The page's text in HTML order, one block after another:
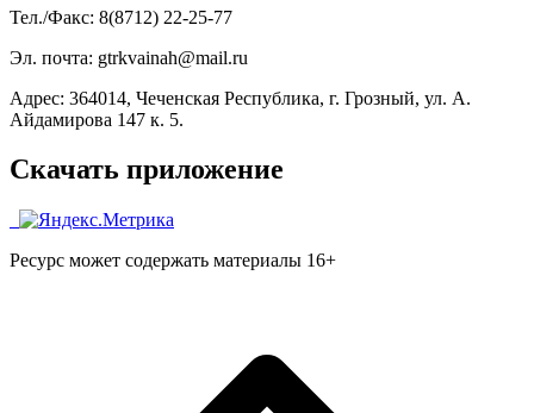
Тел./Факс: 8(8712) 22-25-77
Эл. почта: gtrkvainah@mail.ru
Адрес: 364014, Чеченская Республика, г. Грозный, ул. А.
Айдамирова 147 к. 5.
Скачать приложение
Ресурс может содержать материалы 16+